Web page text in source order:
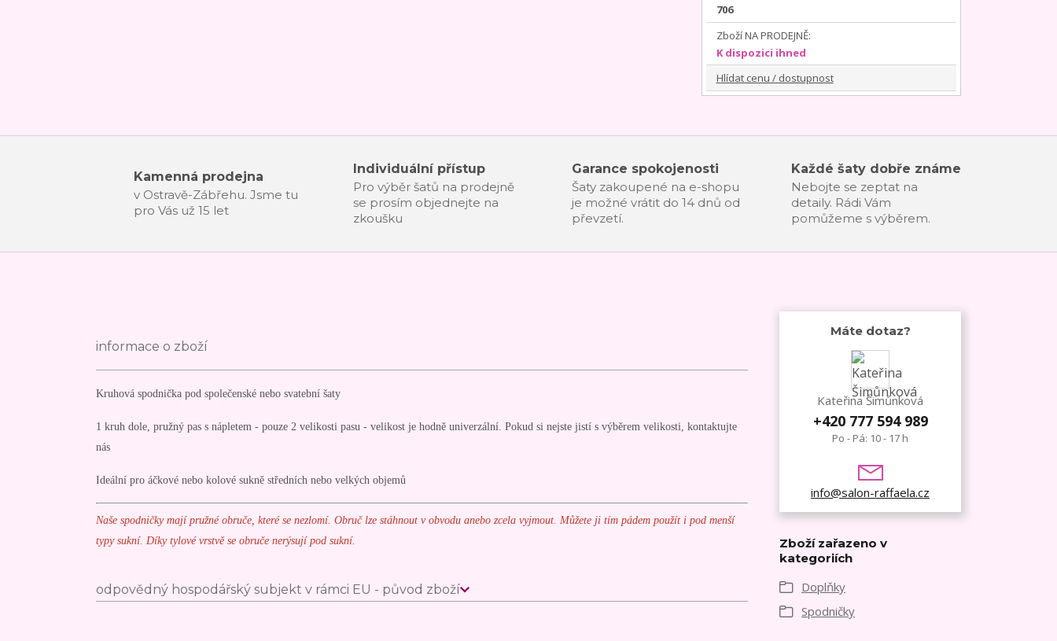
706
Zboží NA PRODEJNĚ:
K dispozici ihned
Hlídat cenu / dostupnost
Kamenná prodejna
v Ostravě-Zábřehu. Jsme tu
pro Vás už 15 let
Individuální přístup
Pro výběr šatů na prodejně
se prosím objednejte na
zkoušku
Garance spokojenosti
Šaty zakoupené na e-shopu
je možné vrátit do 14 dnů od
převzetí.
Každé šaty dobře známe
Nebojte se zeptat na
detaily. Rádi Vám
pomůžeme s výběrem.
informace o zboží
Kruhová spodnička pod společenské nebo svatební šaty
1 kruh dole, pružný pas s nápletem - pouze 2 velikosti pasu - velikost je hodně univerzální. Pokud si nejste jistí s výběrem velikosti, kontaktujte
nás
Ideální pro áčkové nebo kolové sukně středních nebo velkých objemů
Naše spodničky mají pružné obruče, které se nezlomí. Obruč lze stáhnout v obvodu anebo zcela vyjmout. Můžete ji tím pádem použít i pod menší
typy sukní. Díky tylové vrstvě se obruče nerýsují pod sukní.
odpovědný hospodářský subjekt v rámci EU - původ zboží
Máte dotaz?
Kateřina Šimůnková
+420 777 594 989
Po - Pá: 10 - 17 h
info@salon-raffaela.cz
Zboží zařazeno v
kategoriích
Doplňky
Spodničky